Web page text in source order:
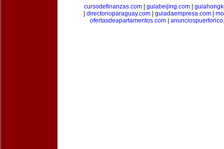
cursodefinanzas.com| guiabeijing.com|
directorioparaguay.com| guiadaempresa.com|
ofertasdeapartamentos.com